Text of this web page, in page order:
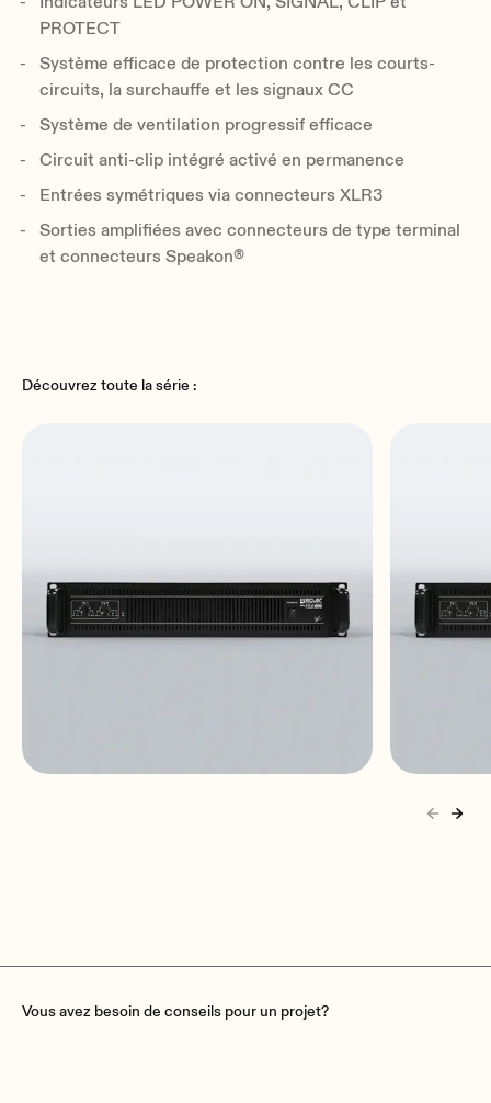
PROTECT
Système efficace de protection contre les courts-
circuits, la surchauffe et les signaux CC
Système de ventilation progressif efficace
Circuit anti-clip intégré activé en permanence
Entrées symétriques via connecteurs XLR3
Sorties amplifiées avec connecteurs de type terminal
et connecteurs Speakon®
Découvrez toute la série :
Vous avez besoin de conseils pour un projet?